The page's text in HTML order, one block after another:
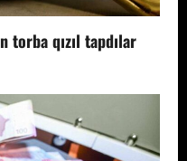
qızıl tapdılar